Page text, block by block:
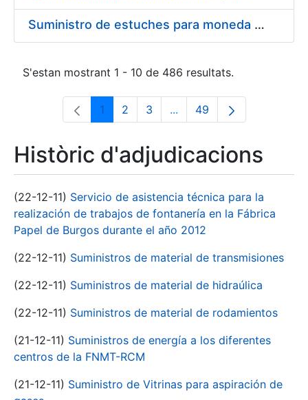
Suministro de estuches para moneda de 30 €
S'estan mostrant 1 - 10 de 486 resultats.
Pàgina
1 Pàgina
2 Pàgina
3 ...Pàgines intermèdies
Pàgina
49
Històric d'adjudicacions
(22-12-11) Servicio de asistencia técnica para la
realización de trabajos de fontanería en la Fábrica
Papel de Burgos durante el año 2012
(22-12-11) Suministros de material de transmisiones
(22-12-11) Suministros de material de hidraúlica
(22-12-11) Suministros de material de rodamientos
(21-12-11) Suministros de energía a los diferentes
centros de la FNMT-RCM
(21-12-11) Suministro de Vitrinas para aspiración de